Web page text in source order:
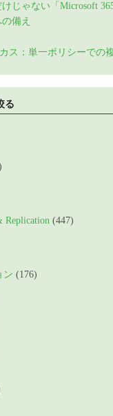
じゃない「Microsoft
備え
ス：単一ポリシーでの
る
Replication (447)
ン (176)